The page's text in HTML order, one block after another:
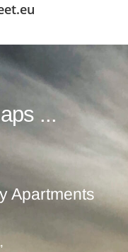
...
Apartments